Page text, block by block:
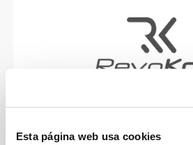
Esta página web usa cookies
es una avanzada
efecto segunda piel, de alto